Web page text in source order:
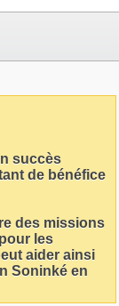
succès
de bénéfice
des missions
les
aider ainsi
Soninké en